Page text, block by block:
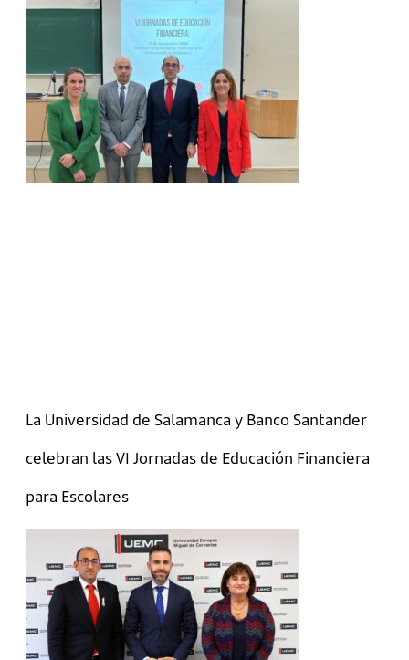
La Universidad de Salamanca y Banco Santander
celebran las VI Jornadas de Educación Financiera
para Escolares